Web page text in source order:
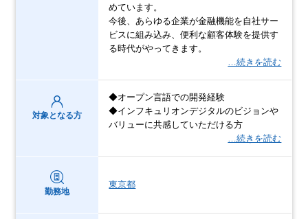
めています。
今後、あらゆる企業が金融機能を自社サー
ビスに組み込み、便利な顧客体験を提供す
る時代がやってきます。
…続きを読む
対象となる方
◆オープン言語での開発経験
◆インフキュリオンデジタルのビジョンや
バリューに共感していただける方
…続きを読む
勤務地
東京都